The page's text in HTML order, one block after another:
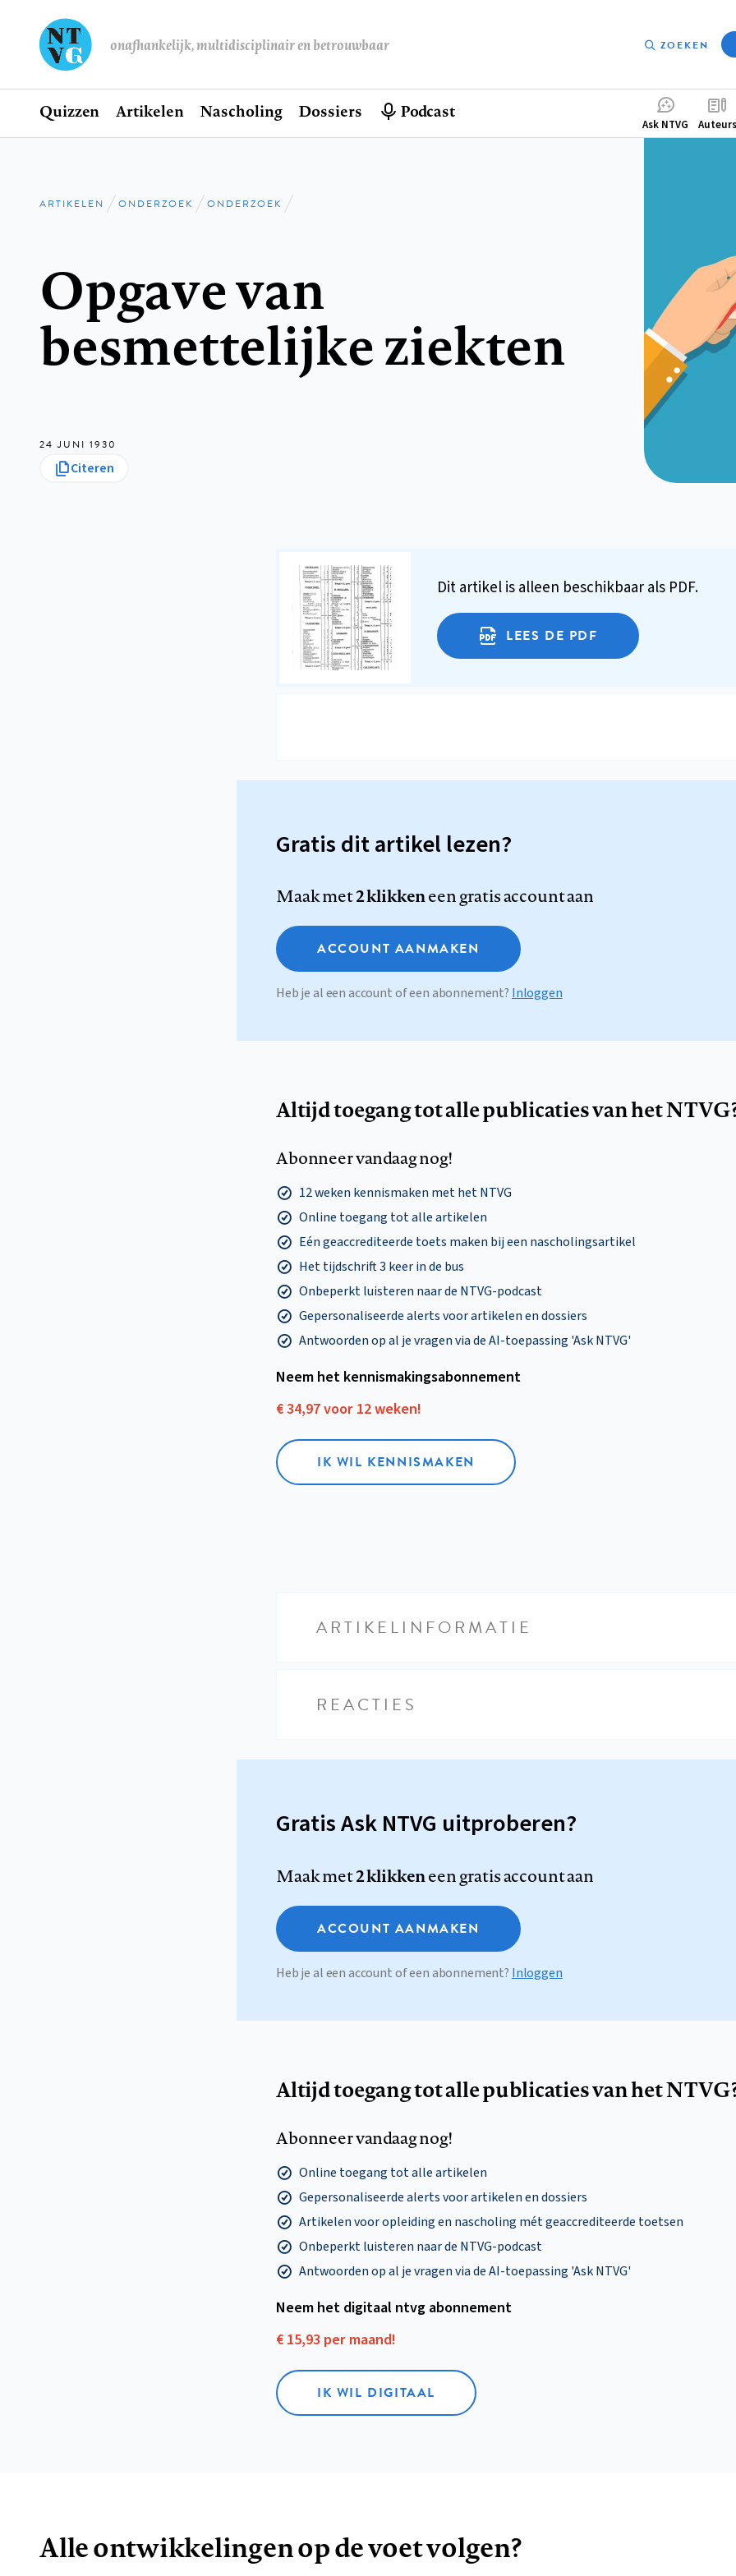
onafhankelijk, multidisciplinair en betrouwbaar ZOEKEN
Hoofdnavigatie
Home
Quizzen Artikelen Nascholing Dossiers Podcast
Ask NTVG Auteurs
Kruimelpad
ARTIKELEN ONDERZOEK ONDERZOEK
Opgave van
besmettelijke ziekten
24 JUNI 1930
Citeren
Dit artikel is alleen beschikbaar als PDF.
LEES DE PDF
Gratis dit artikel lezen?
Maak met2 klikkeneen gratis account aan
ACCOUNT AANMAKEN
Heb je al een account of een abonnement? Inloggen
Altijd toegang tot alle publicaties van het
Abonneer vandaag nog!
12 weken kennismaken met het NTVG
Online toegang tot alle artikelen
Eén geaccrediteerde toets maken bij een nascholingsartikel
Het tijdschrift 3 keer in de bus
Onbeperkt luisteren naar de NTVG-podcast
Gepersonaliseerde alerts voor artikelen en dossiers
Antwoorden op al je vragen via de AI-toepassing 'Ask NTVG'
Neem het kennismakings­abonnement
€ 34,97 voor 12 weken!
IK WIL KENNISMAKEN
ARTIKELINFORMATIE
REACTIES
Gratis Ask NTVG uitproberen?
Maak met2 klikkeneen gratis account aan
ACCOUNT AANMAKEN
Heb je al een account of een abonnement? Inloggen
Altijd toegang tot alle publicaties van het
Abonneer vandaag nog!
Online toegang tot alle artikelen
Gepersonaliseerde alerts voor artikelen en dossiers
Artikelen voor opleiding en nascholing mét geaccrediteerde toetsen
Onbeperkt luisteren naar de NTVG-podcast
Antwoorden op al je vragen via de AI-toepassing 'Ask NTVG'
Neem het digitaal ntvg abonnement
€ 15,93 per maand!
IK WIL DIGITAAL
Alle ontwikkelingen op de voet volgen?